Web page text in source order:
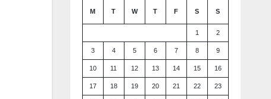
M T W T F S S
1 2
3 4 5 6 7 8 9
10 11 12 13 14 15 16
17 18 19 20 21 22 23